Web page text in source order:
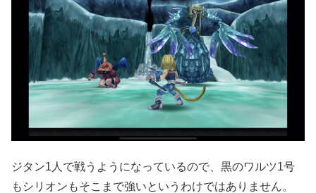
ジタン1人で戦うようになっているので、黒のワルツ1号
もシリオンもそこまで強いというわけではありません。